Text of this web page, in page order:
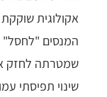
אקולוגית
המנסים "לחסל"
שמטרתה לחזק
שינוי תפיסתי